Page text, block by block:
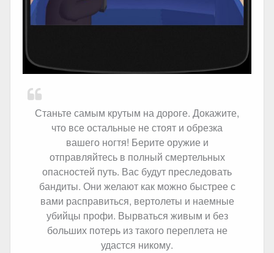
Станьте самым крутым на дороге. Докажите,
что все остальные не стоят и обрезка
вашего ногтя! Берите оружие и
отправляйтесь в полный смертельных
опасностей путь. Вас будут преследовать
бандиты. Они желают как можно быстрее с
вами расправиться, вертолеты и наемные
убийцы профи. Вырваться живым и без
больших потерь из такого переплета не
удастся никому.